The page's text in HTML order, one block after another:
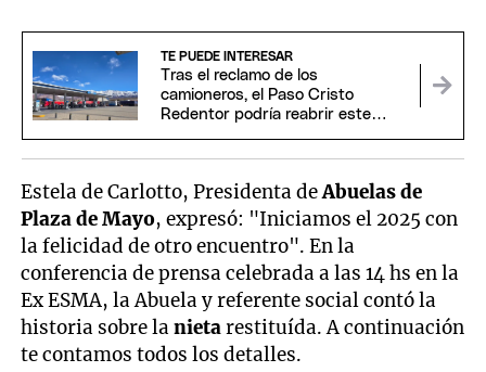
TE PUEDE INTERESAR
Tras el reclamo de los
camioneros, el Paso Cristo
Redentor podría reabrir este
Estela de Carlotto, Presidenta deAbuelas de
Plaza de Mayo, expresó: "Iniciamos el 2025 con
la felicidad de otro encuentro". En la
conferencia de prensa celebrada a las 14 hs en la
Ex ESMA, la Abuela y referente social contó la
historia sobre lanietarestituída. A continuación
te contamos todos los detalles.